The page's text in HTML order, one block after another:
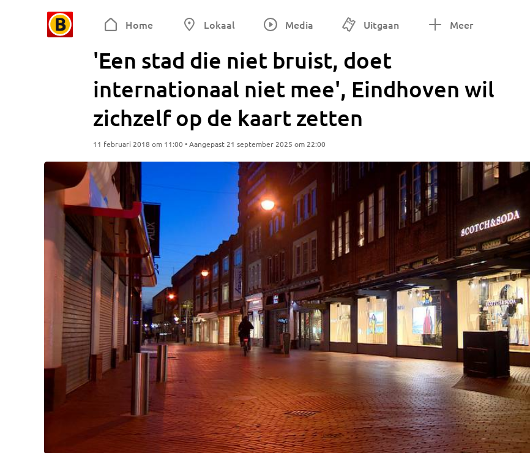
Home Lokaal Media Uitgaan Meer
'Een stad die niet bruist, doet
internationaal niet mee', Eindhoven wil
zichzelf op de kaart zetten
11 februari 2018 om 11:00 • Aangepast 21 september 2025 om 22:00